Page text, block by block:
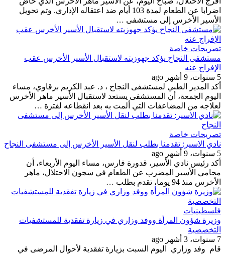
اضرابا عن الطعام لمدة 103 أيام ضد اعتقاله الإداري. وتم تحويل
الأسير الأخرس إلى مستشفى …
تصريحات خاصة
مستشفى النجاح يؤكد جهوزيته لاستقبال الأسير الأخرس عقب
الإفراج عنه
5 سنوات، 9 أشهر ago
أكد المدير الطبي لمستشفى النجاح ، د. عبد الكريم برقاوي، مساء
اليوم الجمعة، أن المستشفى يستعد لاستقبال الأسير ماهر الأخرس
لعلاجه من المضاعفات التي ألمت به بعد انقطاعه لفترة …
تصريحات خاصة
نادي الاسير: تقدمنا بطلب لنقل الأسير الأخرس إلى مستشفى النجاح
5 سنوات، 9 أشهر ago
أكد رئيس نادي الأسير، قدورة فارس، مساء اليوم الأربعاء، أن
محامي الأسير المضرب عن الطعام في سجون الاحتلال، ماهر
الأخرس منذ 94 يوما، تقدم بطلب …
فلسطينيات
وزيرة شؤون المرأة ووفد وزاري في زيارة تفقدية للمستشفيات
التخصصية
7 سنوات، 3 أشهر ago
قام وفد وزاري اليوم السبت بزيارة تفقدية لأحوال المرضى في